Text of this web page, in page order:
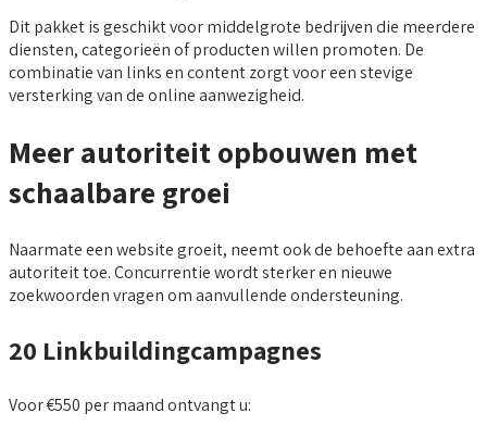
Dit pakket is geschikt voor middelgrote bedrijven die meerdere
diensten, categorieën of producten willen promoten. De
combinatie van links en content zorgt voor een stevige
versterking van de online aanwezigheid.
Meer autoriteit opbouwen met
schaalbare groei
Naarmate een website groeit, neemt ook de behoefte aan extra
autoriteit toe. Concurrentie wordt sterker en nieuwe
zoekwoorden vragen om aanvullende ondersteuning.
20 Linkbuildingcampagnes
Voor €550 per maand ontvangt u: